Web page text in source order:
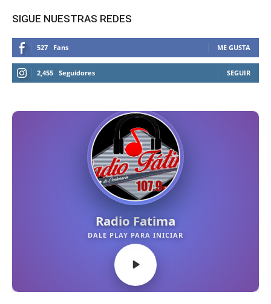
SIGUE NUESTRAS REDES
527 Fans ME GUSTA
2,455 Seguidores SEGUIR